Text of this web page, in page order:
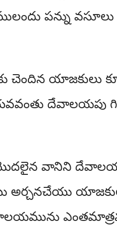
పన్ను
చెందిన యాజకులు
దేవాలయపు
వానిని
అర్చనచేయు